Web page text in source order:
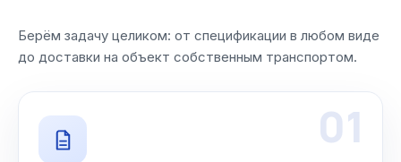
Берём задачу целиком: от спецификации в любом виде
до доставки на объект собственным транспортом.
01